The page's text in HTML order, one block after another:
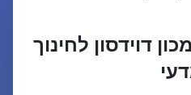
דוידסון לחינוך